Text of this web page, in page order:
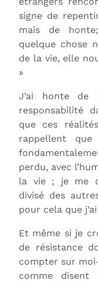
signe de
mais de
quelque chose
de la vie, elle
»
J’ai honte de
responsabilité
que ces
rappellent que
perdu, avec
la vie ; je me
divisé des
pour cela que
Et même si je
de résistance
compter sur
comme disent